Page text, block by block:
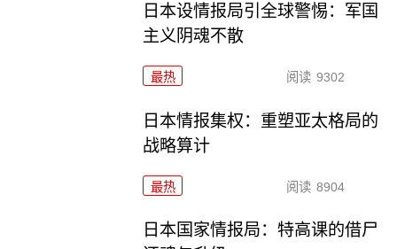
日本设情报局引全球警惕：军国
主义阴魂不散
最热 阅读 9302
日本情报集权：重塑亚太格局的
战略算计
最热 阅读 8904
日本国家情报局：特高课的借尸